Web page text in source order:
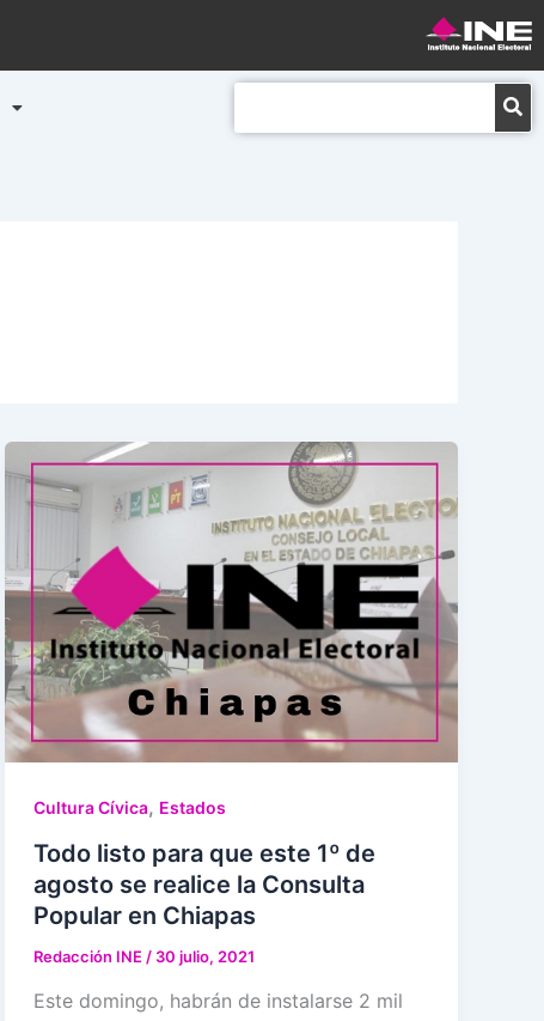
Cultura Cívica, Estados
Todo listo para que este 1º de
agosto se realice la Consulta
Popular en Chiapas
Redacción INE / 30 julio, 2021
Este domingo, habrán de instalarse 2 mil